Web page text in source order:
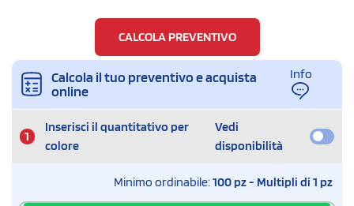
CALCOLA PREVENTIVO
Calcola il tuo preventivo e acquista
online
Info
1
Inserisci il quantitativo per
colore
Vedi
disponibilità
Minimo ordinabile:100 pz - Multipli di 1 pz